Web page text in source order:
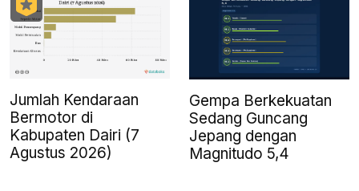
Jumlah Kendaraan
Bermotor di
Kabupaten Dairi (7
Agustus 2026)
Gempa Berkekuatan
Sedang Guncang
Jepang dengan
Magnitudo 5,4